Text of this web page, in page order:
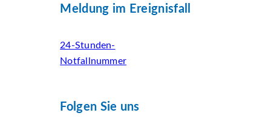
Meldung im Ereignisfall
24-Stunden-
Notfallnummer
Folgen Sie uns